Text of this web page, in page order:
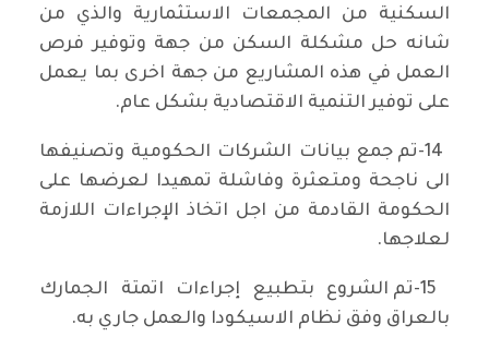
السكنية من المجمعات الاستثمارية والذي من
شانه حل مشكلة السكن من جهة وتوفير فرص
العمل في هذه المشاريع من جهة اخرى بما يعمل
على توفير التنمية الاقتصادية بشكل عام.
14-تم جمع بيانات الشركات الحكومية وتصنيفها
الى ناجحة ومتعثرة وفاشلة تمهيدا لعرضها على
الحكومة القادمة من اجل اتخاذ الإجراءات اللازمة
لعلاجها.
15-تم الشروع بتطبيع إجراءات اتمتة الجمارك
ب‍العراق وفق نظام الاسيكودا والعمل جاري به.